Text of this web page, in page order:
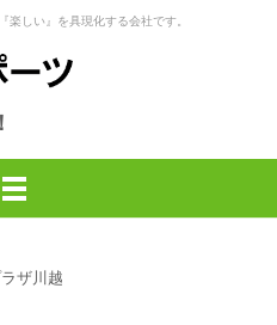
楽しい』を具現化する会社です。
ザ川越